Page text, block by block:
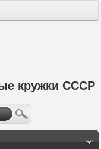
кружки СССР